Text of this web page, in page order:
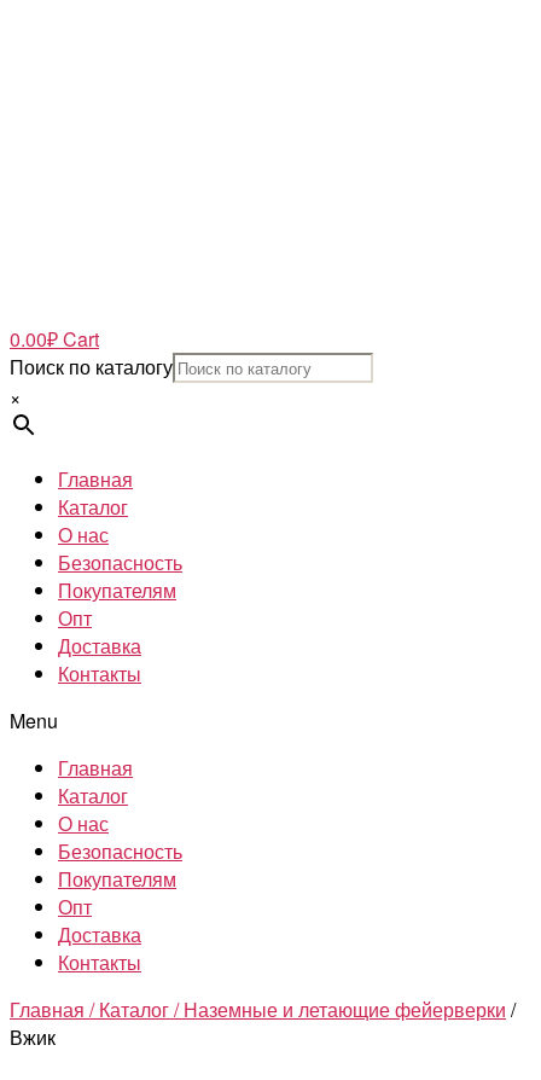
0.00₽Cart
Поиск по каталогу
×
Главная
Каталог
О нас
Безопасность
Покупателям
Опт
Доставка
Контакты
Menu
Главная
Каталог
О нас
Безопасность
Покупателям
Опт
Доставка
Контакты
Главная /Каталог /Наземные и летающие фейерверки /
Вжик